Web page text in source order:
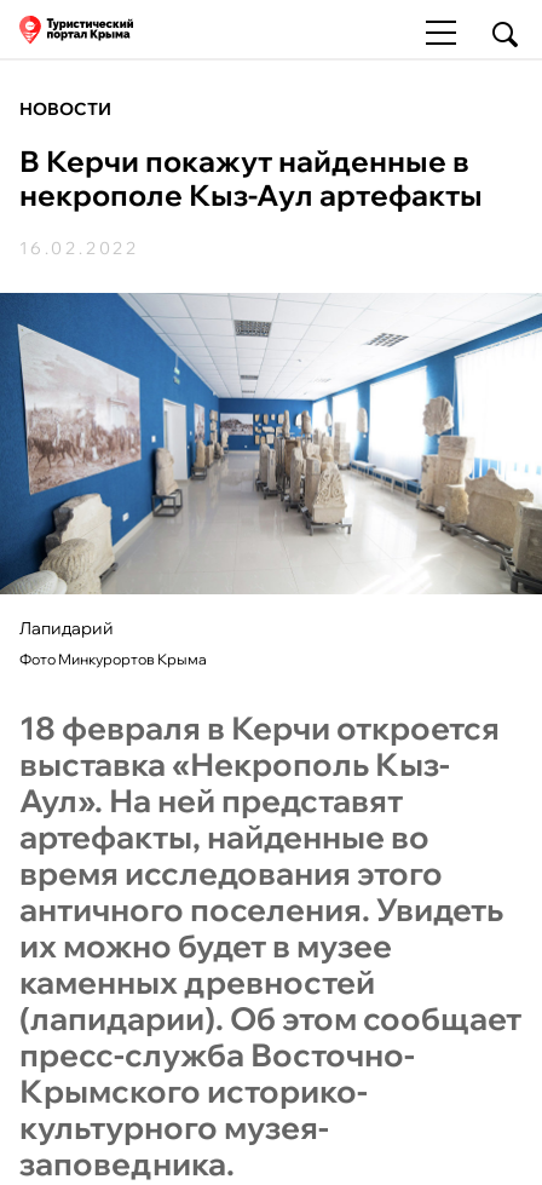
НОВОСТИ
В Керчи покажут найденные в
некрополе Кыз-Аул артефакты
16.02.2022
Лапидарий
Фото Минкурортов Крыма
18 февраля в Керчи откроется
выставка «Некрополь Кыз-
Аул». На ней представят
артефакты, найденные во
время исследования этого
античного поселения. Увидеть
их можно будет в музее
каменных древностей
(лапидарии). Об этом сообщает
пресс-служба Восточно-
Крымского историко-
культурного музея-
заповедника.